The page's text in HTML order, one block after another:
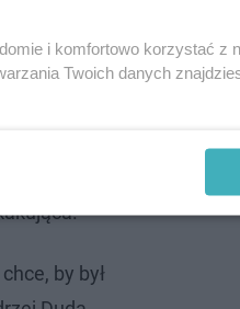
Dudą, który Stanowski
by był
i komfortowo korzystać z
Twoich danych